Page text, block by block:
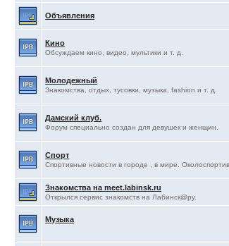
Объявления
Кино
Обсуждаем кино, видео, мультики и т. д.
Молодежный
Знакомства, отдых, тусовки, музыка, fashion и т. д.
Дамский клуб.
Форум специально создан для девушек и женщин.
Спорт
Спортивные новости в городе , в мире.
Знакомства на meet.labinsk.ru
Открылся сервис знакомств на Лабинск@ру.
Музыка